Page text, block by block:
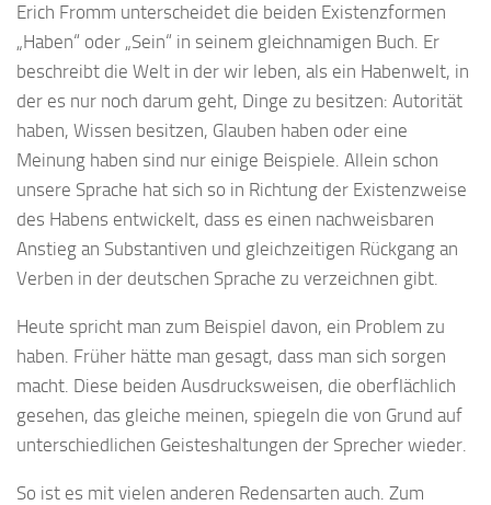
Erich Fromm unterscheidet die beiden Existenzformen
„Haben“ oder „Sein“ in seinem gleichnamigen Buch. Er
beschreibt die Welt in der wir leben, als ein Habenwelt, in
der es nur noch darum geht, Dinge zu besitzen: Autorität
haben, Wissen besitzen, Glauben haben oder eine
Meinung haben sind nur einige Beispiele. Allein schon
unsere Sprache hat sich so in Richtung der Existenzweise
des Habens entwickelt, dass es einen nachweisbaren
Anstieg an Substantiven und gleichzeitigen Rückgang an
Verben in der deutschen Sprache zu verzeichnen gibt.
Heute spricht man zum Beispiel davon, ein Problem zu
haben. Früher hätte man gesagt, dass man sich sorgen
macht. Diese beiden Ausdrucksweisen, die oberflächlich
gesehen, das gleiche meinen, spiegeln die von Grund auf
unterschiedlichen Geisteshaltungen der Sprecher wieder.
So ist es mit vielen anderen Redensarten auch. Zum